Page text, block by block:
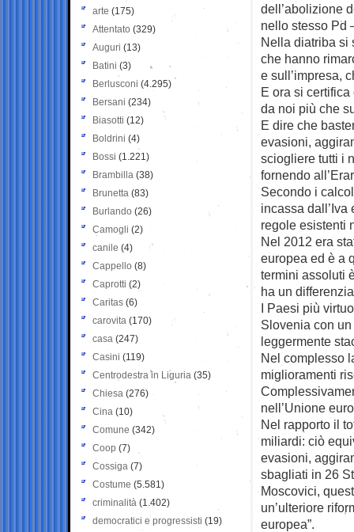
dell’abolizione
nello stesso Pd
Nella diatriba si
che hanno
e sull’impresa,
E ora si
da noi più che
E dire che
evasioni,
sciogliere tutti i
fornendo
Secondo i
incassa
regole esistenti
Nel 2012 era
europea ed è a
termini assoluti
ha un
I Paesi più
Slovenia con
leggermente
Nel complesso
miglioramenti
nell’Unione
Nel rapporto il
miliardi: ciò
evasioni,
sbagliati in 26
Moscovici,
un’ulteriore
europea”.
arte (175)
Attentato (329)
Auguri (13)
Batini (3)
Berlusconi (4.295)
Bersani (234)
Biasotti (12)
Boldrini (4)
Bossi (1.221)
Brambilla (38)
Brunetta (83)
Burlando (26)
Camogli (2)
canile (4)
Cappello (8)
Caprotti (2)
Caritas (6)
carovita (170)
casa (247)
Casini (119)
Centrodestra in Liguria (35)
Chiesa (276)
Cina (10)
Comune (342)
Coop (7)
Cossiga (7)
Costume (5.581)
criminalità (1.402)
democratici e progressisti (19)